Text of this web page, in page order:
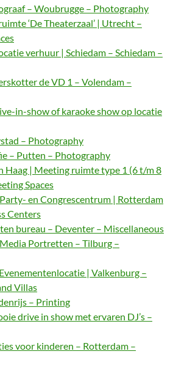
– Woubrugge – Photography
‘De Theaterzaal’ | Utrecht –
verhuur | Schiedam – Schiedam –
de VD 1 – Volendam –
in-show of karaoke show op locatie
– Photography
– Putten – Photography
Haag | Meeting ruimte type 1 (6 t/m 8
Spaces
en Congrescentrum | Rotterdam
Centers
bureau – Deventer – Miscellaneous
Portretten – Tilburg –
| Valkenburg –
Villas
– Printing
drive in show met ervaren DJ’s –
voor kinderen – Rotterdam –